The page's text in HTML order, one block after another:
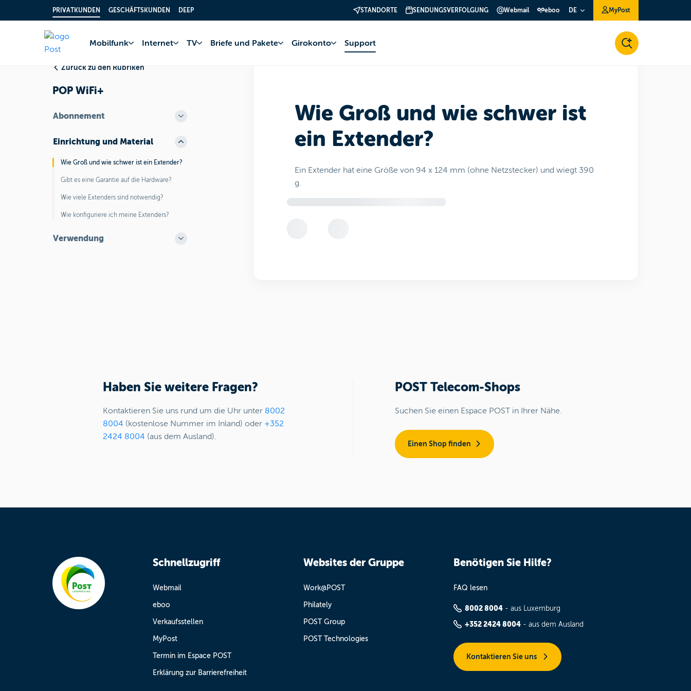
PRIVATKUNDEN GESCHÄFTSKUNDEN DEEP STANDORTE SENDUNGSVERFOLGUNG Webmail eboo DE MyPost
Mobilfunk Internet TV Briefe und Pakete Girokonto Support
Zurück zu den Rubriken
POP WiFi+
Abonnement
Einrichtung und Material
Wie Groß und wie schwer ist ein Extender?
Gibt es eine Garantie auf die Hardware?
Wie viele Extenders sind notwendig?
Wie konfiguriere ich meine Extenders?
Verwendung
Wie Groß und wie schwer ist
ein Extender?
Ein Extender hat eine Größe von 94 x 124 mm (ohne Netzstecker) und wiegt 390
g.
Haben Sie weitere Fragen?
Kontaktieren Sie uns rund um die Uhr unter 8002
8004 (kostenlose Nummer im Inland) oder +352
2424 8004 (aus dem Ausland).
POST Telecom-Shops
Suchen Sie einen Espace POST in Ihrer Nähe.
Einen Shop finden
Schnellzugriff
Webmail
eboo
Verkaufsstellen
MyPost
Termin im Espace POST
Erklärung zur Barrierefreiheit
Websites der Gruppe
Work@POST
Philately
POST Group
POST Technologies
Benötigen Sie Hilfe?
FAQ lesen
8002 8004 - aus Luxemburg
+352 2424 8004 - aus dem Ausland
Kontaktieren Sie uns